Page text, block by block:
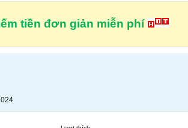
tiền đơn giản miễn phí